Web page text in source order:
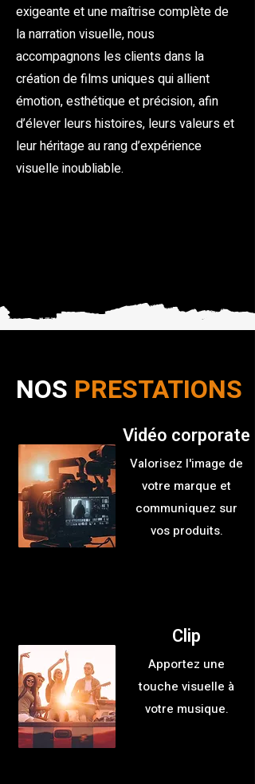
exigeante et une maîtrise complète de
la narration visuelle, nous
accompagnons les clients dans la
création de films uniques qui allient
émotion, esthétique et précision, afin
d’élever leurs histoires, leurs valeurs et
leur héritage au rang d’expérience
visuelle inoubliable.
NOS PRESTATIONS
Vidéo corporate
Valorisez l'image de
votre marque et
communiquez sur
vos produits.
Clip
Apportez une
touche visuelle à
votre musique.